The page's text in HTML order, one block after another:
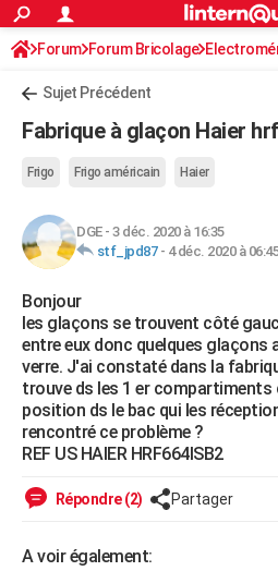
ACTUALITÉS
Politique
Société
Faits Divers
Education
Monde
Villes
+
Essais
Réserver un essai
Citadines
Berlines
SUV
Forum auto
+HIGH-TECH
BRICOLAGE
Forum
Aménagement intérieur
Extérieur
Cuisine
Salle de bains
Jardinage
Rangement
WEEK-END
Guides de France
Escapades
Patrimoine
Expositions
Musées
Week-end nature
+LIFESTYLE
Art de vivre
Bien-être
Loisirs
Mode
Modes de vie
SANTE
Alimentation
Guide de la santé
Maladies
Médicaments
Sommeil
Destinations
City break
Voyage nature
Voyage de noces
Forum
Climat
GUIDES D'ACHAT
Forum Forum Bricolage
Sujet Précédent
Fabrique à glaçon Haier
Frigo Frigo américain Haier
DGE- 3 déc. 2020 à 16:35
stf_jpd87- 4 déc. 2020 à 06:45
Bonjour
les glaçons se trouvent côté
entre eux donc quelques glaçons
verre. J'ai constaté dans la
trouve ds les 1 er compartiments
position ds le bac qui les
rencontré ce problème ?
REF US HAIER HRF664ISB2
Répondre (2) Partager
A voir également: